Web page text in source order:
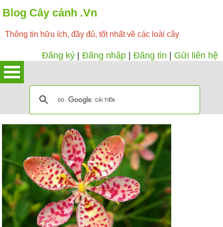
Blog Cây cảnh .Vn
Thông tin hữu ích, đầy đủ, tốt nhất về các loài cây
Đăng ký Đăng nhập Đăng tin Gửi liên hệ